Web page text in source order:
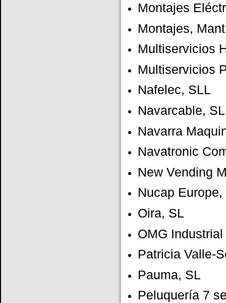
Montajes
Montajes,
Multiservicios
Multiservicios
Nafelec, SLL
Navarcable, SL
Navarra
Navatronic
New Vending
Nucap Europe,
Oira, SL
OMG Industrial
Patricia Valle-
Pauma, SL
Peluquería 7